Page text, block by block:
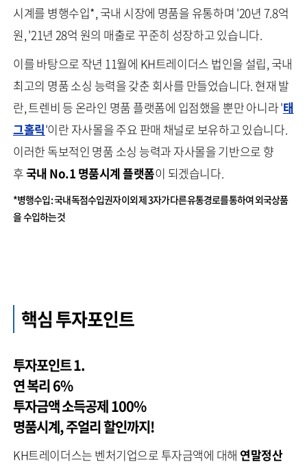
시계를 병행수입*, 국내 시장에 명품을 유통하며 '20년 7.8억
원, '21년 28억 원의 매출로 꾸준히 성장하고 있습니다.
이를 바탕으로 작년 11월에 KH트레이더스 법인을 설립, 국내
최고의 명품 소싱 능력을 갖춘 회사를 만들었습니다. 현재 발
란, 트렌비 등 온라인 명품 플랫폼에 입점했을 뿐만 아니라 '태
그홀릭'이란 자사몰을 주요 판매 채널로 보유하고 있습니다.
이러한 독보적인 명품 소싱 능력과 자사몰을 기반으로 향
후국내 No.1 명품시계 플랫폼이 되겠습니다.
*병행수입 : 국내 독점수입권자 이외 제 3자가 다른 유통경로를 통하여 외국상품
을 수입하는 것
핵심 투자포인트
투자포인트 1.
연 복리 6%
투자금액 소득공제 100%
명품시계, 주얼리 할인까지!
KH트레이더스는 벤처기업으로 투자금액에 대해 연말정산